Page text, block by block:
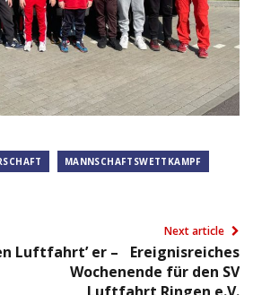
MANNSCHAFTSWETTKAMPF
Luftfahrt’ er –
Next article
Ereignisreiches
Wochenende für den SV